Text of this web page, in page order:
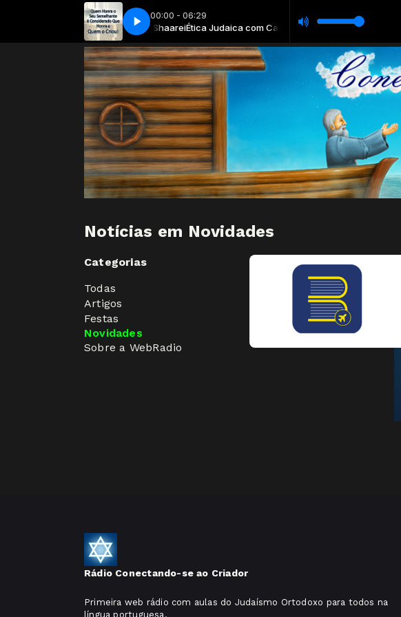
00:00 - 06:29
Ética Judaica com Canal ShaareiÉtica Judaica com Canal Shaarei
Prego na Parede R Biske Prego na Parede R Biske
Notícias em Novidades
Categorias
Todas
Artigos
Festas
Novidades
Sobre a WebRadio
Rádio Conectando-se ao Criador
Primeira web rádio com aulas do Judaísmo Ortodoxo para todos na
língua portuguesa.